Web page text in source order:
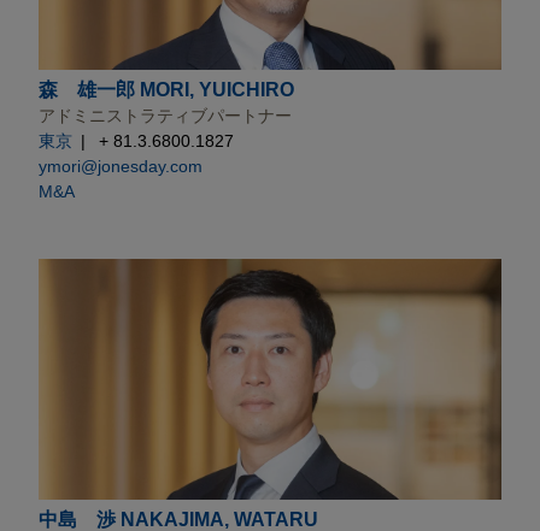
森 雄一郎 MORI, YUICHIRO
アドミニストラティブパートナー
東京
+ 81.3.6800.1827
ymori@jonesday.com
M&A
中島 渉 NAKAJIMA, WATARU